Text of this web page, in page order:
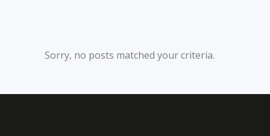
Sorry, no posts matched your criteria.